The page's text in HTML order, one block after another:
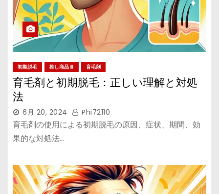
初期脱毛 推し商品Ⅲ 育毛剤
育毛剤と初期脱毛：正しい理解と対処
法
6月 20, 2024 Phi72110
育毛剤の使用による初期脱毛の原因、症状、期間、効
果的な対処法…